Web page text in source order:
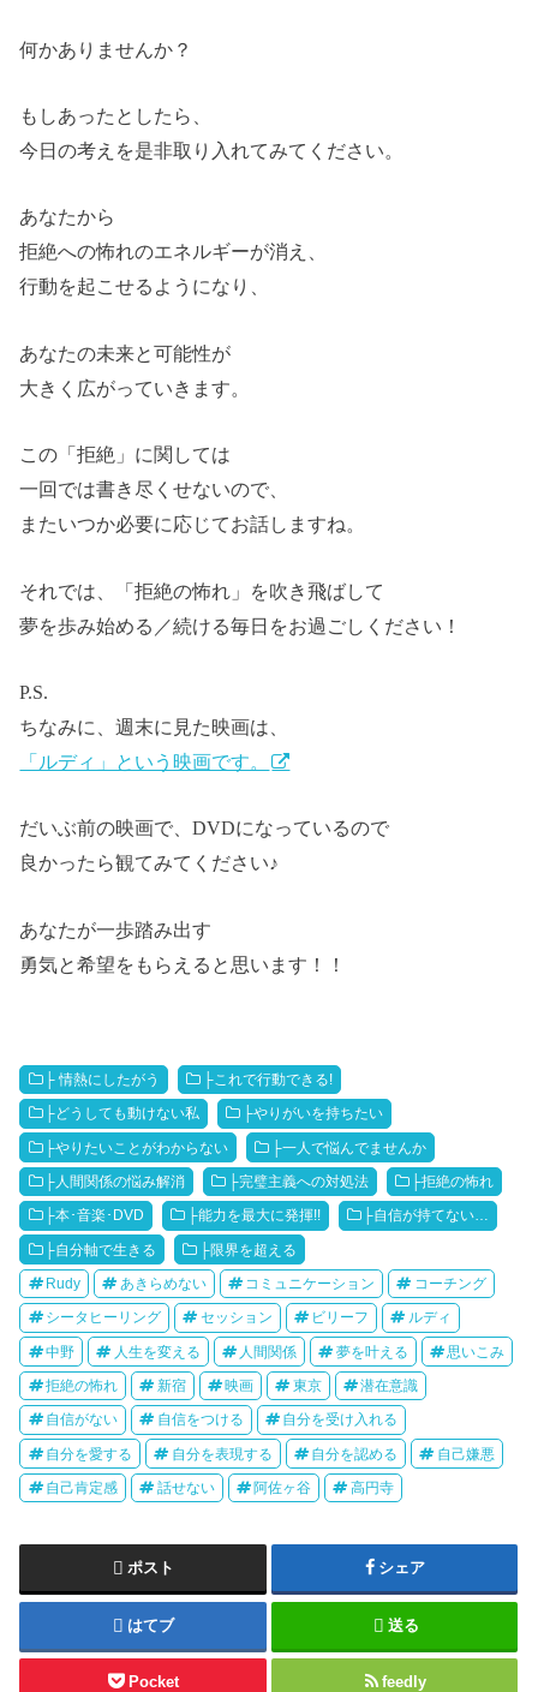
何かありませんか？
もしあったとしたら、
今日の考えを是非取り入れてみてください。
あなたから
拒絶への怖れのエネルギーが消え、
行動を起こせるようになり、
あなたの未来と可能性が
大きく広がっていきます。
この「拒絶」に関しては
一回では書き尽くせないので、
またいつか必要に応じてお話しますね。
それでは、「拒絶の怖れ」を吹き飛ばして
夢を歩み始める／続ける毎日をお過ごしください！
P.S.
ちなみに、週末に見た映画は、
「ルディ」という映画です。
だいぶ前の映画で、DVDになっているので
良かったら観てみてください♪
あなたが一歩踏み出す
勇気と希望をもらえると思います！！
├ 情熱にしたがう ├これで行動できる!
├どうしても動けない私 ├やりがいを持ちたい
├やりたいことがわからない ├一人で悩んでませんか
├人間関係の悩み解消 ├完璧主義への対処法 ├拒絶の怖れ
├本･音楽･DVD ├能力を最大に発揮!! ├自信が持てない…
├自分軸で生きる ├限界を超える
Rudy あきらめない コミュニケーション コーチング
シータヒーリング セッション ビリーフ ルディ
中野 人生を変える 人間関係 夢を叶える 思いこみ
拒絶の怖れ 新宿 映画 東京 潜在意識
自信がない 自信をつける 自分を受け入れる
自分を愛する 自分を表現する 自分を認める 自己嫌悪
自己肯定感 話せない 阿佐ヶ谷 高円寺
ポスト シェア
はてブ 送る
Pocket feedly